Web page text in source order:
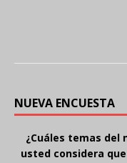
NUEVA ENCUESTA
¿Cuáles temas del
usted considera